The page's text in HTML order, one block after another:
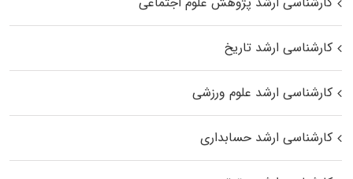
کارشناسی ارشد تاریخ
کارشناسی ارشد علوم ورزشی
کارشناسی ارشد حسابداری